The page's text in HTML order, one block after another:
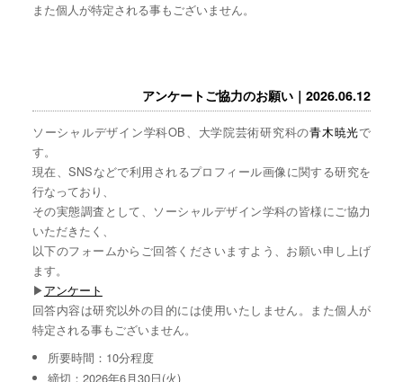
また個人が特定される事もございません。
アンケートご協力のお願い｜2026.06.12
ソーシャルデザイン学科OB、大学院芸術研究科の青木暁光で
す。
現在、SNSなどで利用されるプロフィール画像に関する研究を
行なっており、
その実態調査として、ソーシャルデザイン学科の皆様にご協力
いただきたく、
以下のフォームからご回答くださいますよう、お願い申し上げ
ます。
▶︎アンケート
回答内容は研究以外の目的には使用いたしません。また個人が
特定される事もございません。
所要時間：10分程度
締切：2026年6月30日(火)